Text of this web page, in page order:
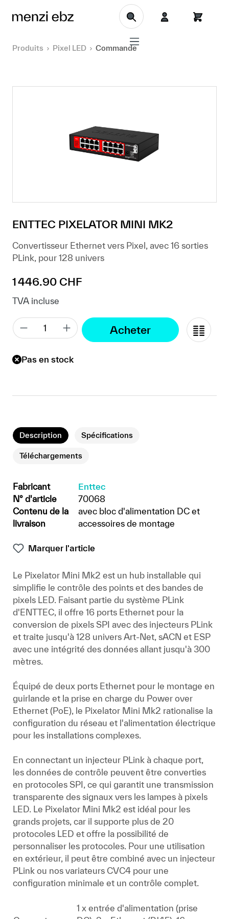
Aller au contenu principal
Produits Pixel LED Commande
ENTTEC PIXELATOR MINI MK2
Convertisseur Ethernet vers Pixel, avec 16 sorties
PLink, pour 128 univers
Prix régulier :
1 446.90 CHF
TVA incluse
Acheter
Pas en stock
Description Spécifications
Téléchargements
Fabricant
Enttec
N° d'article
70068
Contenu de la
livraison
avec bloc d'alimentation DC et
accessoires de montage
Marquer l'article
Le Pixelator Mini Mk2 est un hub installable qui
simplifie le contrôle des points et des bandes de
pixels LED. Faisant partie du système PLink
d'ENTTEC, il offre 16 ports Ethernet pour la
conversion de pixels SPI avec des injecteurs PLink
et traite jusqu'à 128 univers Art-Net, sACN et ESP
avec une intégrité des données allant jusqu'à 300
mètres.
Équipé de deux ports Ethernet pour le montage en
guirlande et la prise en charge du Power over
Ethernet (PoE), le Pixelator Mini Mk2 rationalise la
configuration du réseau et l'alimentation électrique
pour les installations complexes.
En connectant un injecteur PLink à chaque port,
les données de contrôle peuvent être converties
en protocoles SPI, ce qui garantit une transmission
transparente des signaux vers les lampes à pixels
LED. Le Pixelator Mini Mk2 est idéal pour les
grands projets, car il supporte plus de 20
protocoles LED et offre la possibilité de
personnaliser les protocoles. Pour une utilisation
en extérieur, il peut être combiné avec un injecteur
PLink ou nos variateurs CVC4 pour une
configuration minimale et un contrôle complet.
1 x entrée d'alimentation (prise